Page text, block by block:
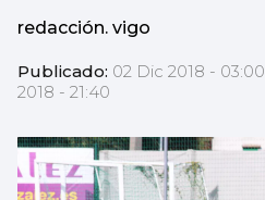
redacción. vigo
Publicado: 02 Dic 2018 - 03:00
2018 - 21:40